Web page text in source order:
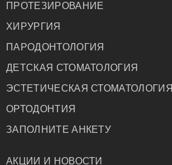
ПРОТЕЗИРОВАНИЕ
ХИРУРГИЯ
ПАРОДОНТОЛОГИЯ
ДЕТСКАЯ СТОМАТОЛОГИЯ
ЭСТЕТИЧЕСКАЯ СТОМАТОЛОГИЯ
ОРТОДОНТИЯ
ЗАПОЛНИТЕ АНКЕТУ
АКЦИИ И НОВОСТИ